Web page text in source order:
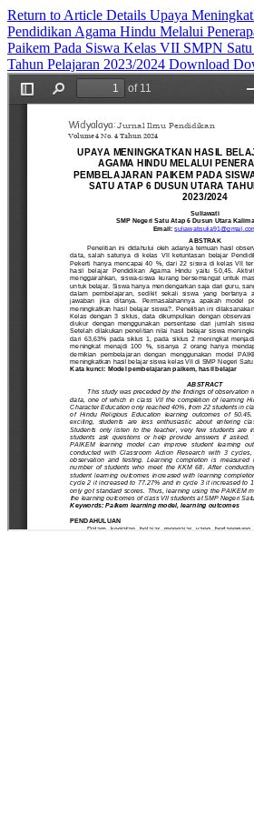
Return to Article Details Upaya
Pendidikan Agama Hindu Melalui
Paikem Pada Siswa Kelas VII SMPN
Tahun Pelajaran 2023/2024 Download